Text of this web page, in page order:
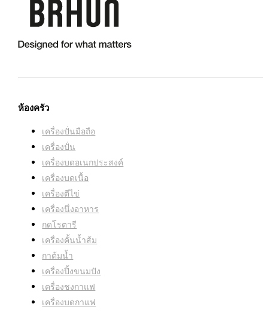
ชามกับไม้บรรทัด:
กำลังไฟ (W):
ที่เก็บสายไฟ:มี
ทุกส่วนที่สัมผัสกับอาหารปลอดสาร BPA:
ชิ้นส่วนที่ล้างเครื่องล้างจานได้:
เริ่ม/หยุดอัตโนมัติ: มี
ห้องครัว
เครื่องปั่นมือถือ
เครื่องปั่น
เครื่องบดอเนกประสงค์
เครื่องบดเนื้อ
เครื่องตีไข่
เครื่องนึ่งอาหาร
กดโรตารี
เครื่องคั้นน้ำส้ม
กาต้มน้ำ
เครื่องปิ้งขนมปัง
เครื่องชงกาแฟ
เครื่องบดกาแฟ